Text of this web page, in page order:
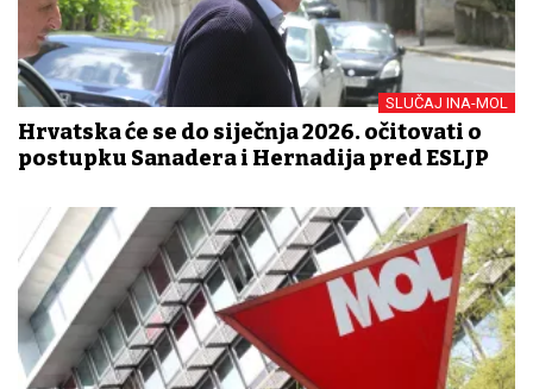
SLUČAJ INA-MOL
Hrvatska će se do siječnja 2026. očitovati o
postupku Sanadera i Hernadija pred ESLJP